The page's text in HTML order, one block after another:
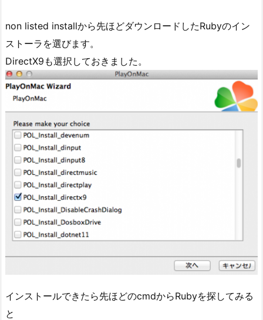
non listed installから先ほどダウンロードしたRubyのイン
ストーラを選びます。
DirectX9も選択しておきました。
インストールできたら先ほどのcmdからRubyを探してみる
と